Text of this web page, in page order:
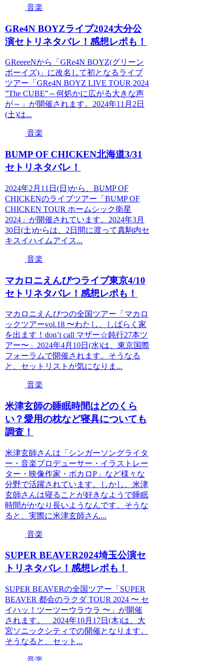
音楽
GRe4N BOYZライブ2024大分公
演セトリネタバレ！感想レポも！
GReeeeNから「GRe4N BOYZ(グリーン
ボーイズ)」に改名して初となるライブ
ツアー「GRe4N BOYZ LIVE TOUR 2024
”The CUBE”～何処かに広がる大きな声
が～」が開催されます。2024年11月2日
(土)は...
音楽
BUMP OF CHICKEN北海道3/31
セトリネタバレ！
2024年2月11日(日)から、BUMP OF
CHICKENのライブツアー「BUMP OF
CHICKEN TOUR ホームシック衛星
2024」が開催されています。2024年3月
30日(土)からは、2日間に渡って真駒内セ
キスイハイムアイス...
音楽
マカロニえんぴつライブ東京4/10
セトリネタバレ！感想レポも！
マカロニえんぴつの全国ツアー「マカロ
ックツアーvol.18 〜わたし、しばらく家
を出ます！don’t call マザー☆鈍行27本ツ
アー〜」2024年4月10日(水)は、東京国際
フォーラムで開催されます。そうなる
と、セットリストが気になりま...
音楽
米津玄師の睡眠時間はどのくら
い？愛用の枕など寝具についても
調査！
米津玄師さんは「シンガーソングライタ
ー・音楽プロデューサー・イラストレー
ター・映像作家・ボカロP」など様々な
分野で活躍されています。しかし、米津
玄師さんは寝ることが好きなようで睡眠
時間がかなり長いようなんです。そうな
ると、実際に米津玄師さん...
音楽
SUPER BEAVER2024埼玉公演セ
トリネタバレ！感想レポも！
SUPER BEAVERの全国ツアー「SUPER
BEAVER 都会のラクダ TOUR 2024 〜 セ
イハッ！ツーツーウラウラ 〜」が開催
されます。 2024年10月17日(木)は、大
宮ソニックシティでの開催となります。
そうなると、セット...